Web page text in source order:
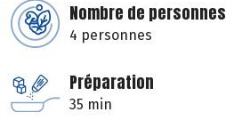
Nombre de personnes
4 personnes
Préparation
35 min